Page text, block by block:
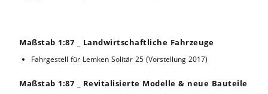
Maßstab 1:87 _ Landwirtschaftliche Fahrzeuge
Fahrgestell für Lemken Solitär 25 (Vorstellung 2017)
Maßstab 1:87 _ Revitalisierte Modelle & neue Bauteile